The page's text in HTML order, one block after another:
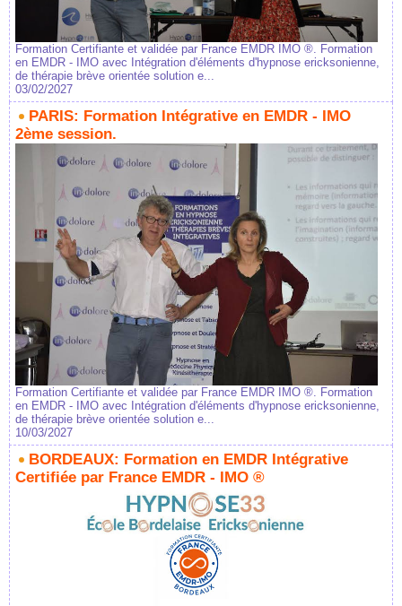
Formation Certifiante et validée par France EMDR IMO ®. Formation
en EMDR - IMO avec Intégration d'éléments d'hypnose ericksonienne,
de thérapie brève orientée solution e...
03/02/2027
PARIS: Formation Intégrative en EMDR - IMO
2ème session.
Formation Certifiante et validée par France EMDR IMO ®. Formation
en EMDR - IMO avec Intégration d'éléments d'hypnose ericksonienne,
de thérapie brève orientée solution e...
10/03/2027
BORDEAUX: Formation en EMDR Intégrative
Certifiée par France EMDR - IMO ®